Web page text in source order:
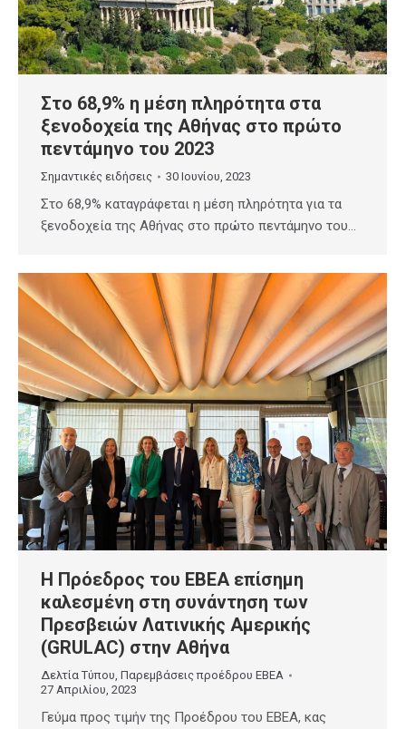
Στο 68,9% η μέση πληρότητα στα
ξενοδοχεία της Αθήνας στο πρώτο
πεντάμηνο του 2023
Σημαντικές ειδήσεις 30 Ιουνίου, 2023
Στο 68,9% καταγράφεται η μέση πληρότητα για τα
ξενοδοχεία της Αθήνας στο πρώτο πεντάμηνο του…
Η Πρόεδρος του ΕΒΕΑ επίσημη
καλεσμένη στη συνάντηση των
Πρεσβειών Λατινικής Αμερικής
(GRULAC) στην Αθήνα
Δελτία Τύπου Παρεμβάσεις προέδρου ΕΒΕΑ
27 Απριλίου, 2023
Γεύμα προς τιμήν της Προέδρου του ΕΒΕΑ, κας